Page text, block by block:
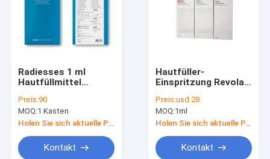
Radiesses 1 ml
Hautfüllmittel
Kollagen Falten
entfernen
Gesichtspflege
Preis:90
MOQ:1 Kasten
Kontakt
Hautfüller-
Einspritzung Revolax
1ml tief online
Preis:usd 28
MOQ:1ml
Kontakt